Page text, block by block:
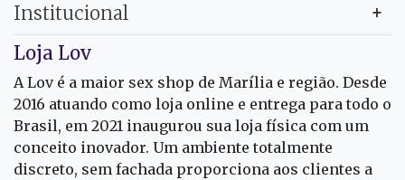
Institucional
Loja Lov
A Lov é a maior sex shop de Marília e região. Desde
2016 atuando como loja online e entrega para todo o
Brasil, em 2021 inaugurou sua loja física com um
conceito inovador. Um ambiente totalmente
discreto, sem fachada proporciona aos clientes a